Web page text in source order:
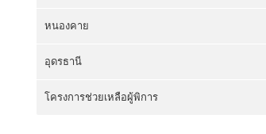
หนองคาย
อุดรธานี
โครงการช่วยเหลือผู้พิการ